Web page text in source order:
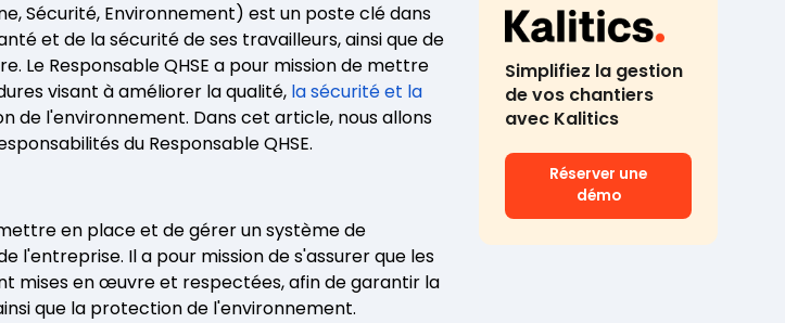
Sécurité, Environnement) est un poste clé dans
et de la sécurité de ses travailleurs, ainsi que de
Le Responsable QHSE a pour mission de mettre
visant à améliorer la qualité, la sécurité et la
de l'environnement. Dans cet article, nous allons
du Responsable QHSE.
en place et de gérer un système de
l'entreprise. Il a pour mission de s'assurer que les
mises en œuvre et respectées, afin de garantir la
que la protection de l'environnement.
Simplifiez la gestion
de vos chantiers
avec Kalitics
Réserver une
démo